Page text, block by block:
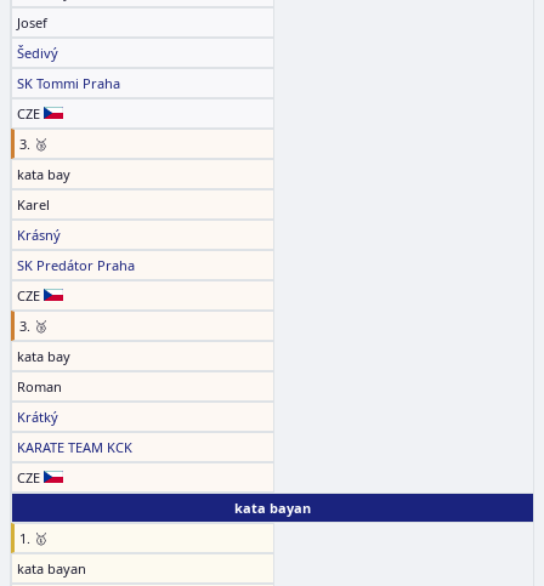
Josef
Šedivý
SK Tommi Praha
CZE
3. 🥉
kata bay
Karel
Krásný
SK Predátor Praha
CZE
3. 🥉
kata bay
Roman
Krátký
KARATE TEAM KCK
CZE
kata bayan
1. 🥇
kata bayan